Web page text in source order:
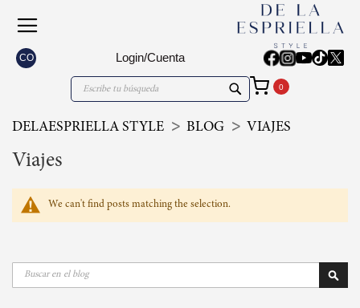
CO Login/Cuenta
Search
DELAESPRIELLA STYLE BLOG VIAJES
Viajes
We can't find posts matching the selection.
Buscar